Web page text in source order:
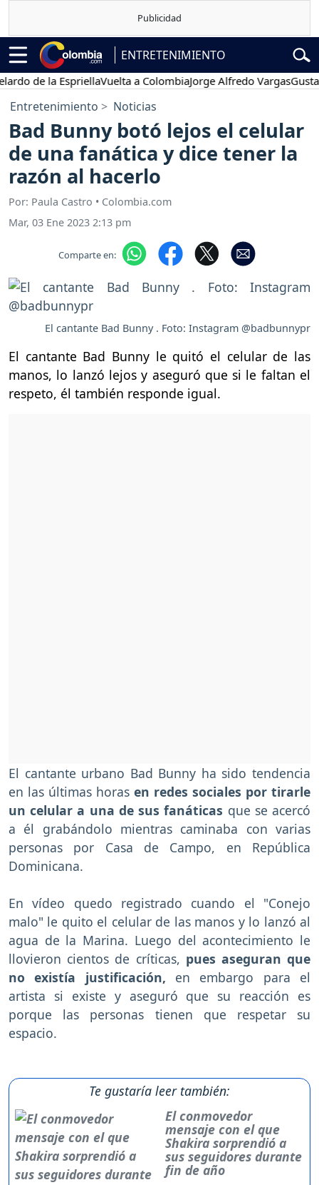
ENTRETENIMIENTO
de la EspriellaVuelta a ColombiaJorge Alfredo VargasGustavo
Entretenimiento Noticias
Bad Bunny botó lejos el celular
de una fanática y dice tener la
razón al hacerlo
Por: Paula Castro • Colombia.com
Mar, 03 Ene 2023 2:13 pm
Comparte en:
El cantante Bad Bunny . Foto: Instagram @badbunnypr
El cantante Bad Bunny le quitó el celular de las
manos, lo lanzó lejos y aseguró que si le faltan el
respeto, él también responde igual.
El cantante urbano Bad Bunny ha sido tendencia
en las últimas horas en redes sociales por tirarle
un celular a una de sus fanáticas que se acercó
a él grabándolo mientras caminaba con varias
personas por Casa de Campo, en República
Dominicana.
En vídeo quedo registrado cuando el "Conejo
malo" le quito el celular de las manos y lo lanzó al
agua de la Marina. Luego del acontecimiento le
llovieron cientos de críticas, pues aseguran que
no existía justificación, en embargo para el
artista si existe y aseguró que su reacción es
porque las personas tienen que respetar su
espacio.
Te gustaría leer también:
El conmovedor
mensaje con el que
Shakira sorprendió a
sus seguidores durante
fin de año